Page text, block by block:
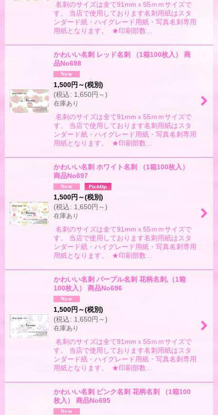
名刺のサイズは全て91mmｘ55ｍｍサイズで
す。 当店で使用しております名刺用紙はスタ
ンダード紙・ハイグレード用紙・写真名刺専用
用紙となります。 ★印刷部数…
かわいい名刺 レッド名刺 （1箱100枚入） 商
品No698
1,500円 ～(税別)
(税込: 1,650円 ～)
在庫あり
名刺のサイズは全て91mmｘ55ｍｍサイズで
す。 当店で使用しております名刺用紙はスタ
ンダード紙・ハイグレード用紙・写真名刺専用
用紙となります。 ★印刷部数…
かわいい名刺 ホワイト名刺 （1箱100枚入）
商品No697
1,500円 ～(税別)
(税込: 1,650円 ～)
在庫あり
名刺のサイズは全て91mmｘ55ｍｍサイズで
す。 当店で使用しております名刺用紙はスタ
ンダード紙・ハイグレード用紙・写真名刺専用
用紙となります。 ★印刷部数…
かわいい名刺 パープル名刺 花柄名刺,（1箱
100枚入） 商品No696
1,500円 ～(税別)
(税込: 1,650円 ～)
在庫あり
名刺のサイズは全て91mmｘ55ｍｍサイズで
す。 当店で使用しております名刺用紙はスタ
ンダード紙・ハイグレード用紙・写真名刺専用
用紙となります。 ★印刷部数…
かわいい名刺 ピンク名刺 花柄名刺 （1箱100
枚入） 商品No695